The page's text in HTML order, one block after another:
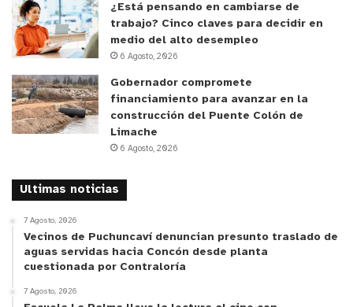
posteriormente, retirar dichos resultados de
manera presencial en la Oficina de Partes
establecimiento.
Esta nueva metodología, disponible desde fines de
agosto, se realiza a través de un Portal de
Paciente, al que éste ingresa a través de su RUT y
seguridad en el manejo de esta información
personal, ampliando la entrega del resultado no
sólo al médico tratante que solicitó el estudio,
sino que al mismo paciente a través de un sistema
fácil,rápido, sencillo y amigable.
¿Está pensando en cambiarse de
trabajo? Cinco claves para decidir en
medio del alto desempleo
6 Agosto, 2026
Gobernador compromete
financiamiento para avanzar en la
construcción del Puente Colón de
Limache
6 Agosto, 2026
Ultimas noticias
7 Agosto, 2026
Vecinos de Puchuncaví denuncian presunto traslado de
aguas servidas hacia Concón desde planta
cuestionada por Contraloría
7 Agosto, 2026